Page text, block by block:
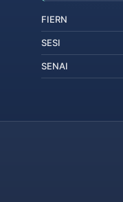
FIERN
SESI
SENAI